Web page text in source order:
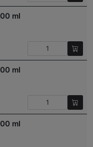
ml
ml
ml